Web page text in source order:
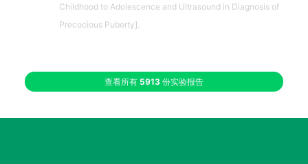
Childhood to Adolescence and Ultrasound in Diagnosis of
Precocious Puberty].
查看所有 5913 份实验报告